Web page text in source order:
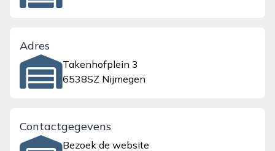
Adres
Takenhofplein 3
6538SZ Nijmegen
Contactgegevens
Bezoek de website